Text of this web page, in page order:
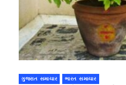
ગુજરાત સમાચાર ભારત સમાચાર